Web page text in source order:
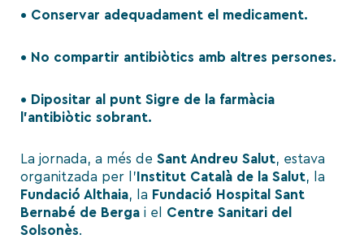
• Conservar adequadament el medicament.
• No compartir antibiòtics amb altres persones.
• Dipositar al punt Sigre de la farmàcia
l’antibiòtic sobrant.
La jornada, a més de Sant Andreu Salut, estava
organitzada per l’ Institut Català de la Salut, la
Fundació Althaia, la Fundació Hospital Sant
Bernabé de Berga i el Centre Sanitari del
Solsonès.